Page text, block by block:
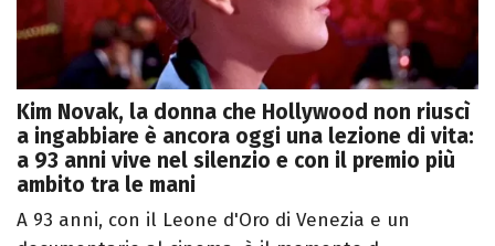
Kim Novak, la donna che Hollywood non riuscì
a ingabbiare è ancora oggi una lezione di vita:
a 93 anni vive nel silenzio e con il premio più
ambito tra le mani
A 93 anni, con il Leone d'Oro di Venezia e un